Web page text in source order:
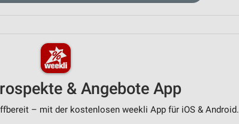
& Angebote App
– mit der kostenlosen weekli App für iOS & Android.